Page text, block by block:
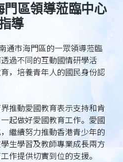
門區領導蒞臨中心
導
通市海門區的一眾領導蒞臨
過不同的互動國情研學活
，培養青年人的國民身份認
推動愛國教育表示支持和肯
起做好愛國教育工作。愛國
繼續努力推動香港青少年的
生學習及教師專業成長兩方
作提供切實到位的支援。